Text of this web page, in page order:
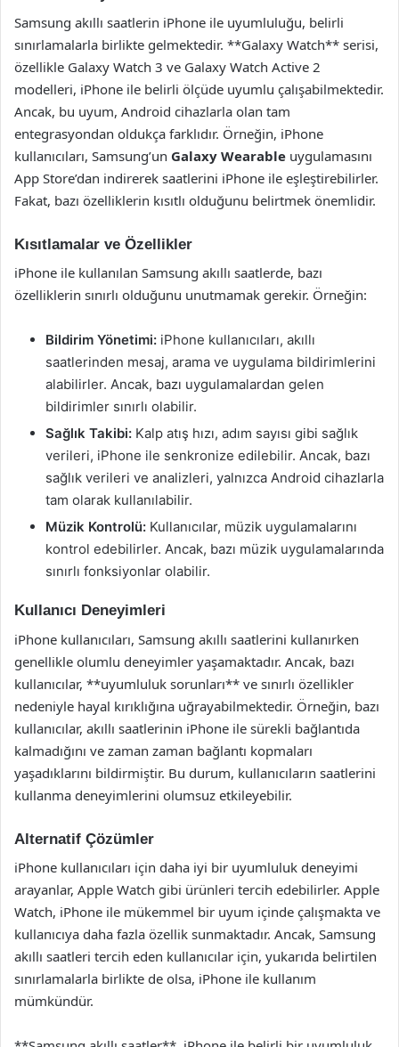
Samsung akıllı saatlerin iPhone ile uyumluluğu, belirli
sınırlamalarla birlikte gelmektedir. **Galaxy Watch** serisi,
özellikle Galaxy Watch 3 ve Galaxy Watch Active 2
modelleri, iPhone ile belirli ölçüde uyumlu çalışabilmektedir.
Ancak, bu uyum, Android cihazlarla olan tam
entegrasyondan oldukça farklıdır. Örneğin, iPhone
kullanıcıları, Samsung’un Galaxy Wearable uygulamasını
App Store’dan indirerek saatlerini iPhone ile eşleştirebilirler.
Fakat, bazı özelliklerin kısıtlı olduğunu belirtmek önemlidir.
Kısıtlamalar ve Özellikler
iPhone ile kullanılan Samsung akıllı saatlerde, bazı
özelliklerin sınırlı olduğunu unutmamak gerekir. Örneğin:
Bildirim Yönetimi: iPhone kullanıcıları, akıllı
saatlerinden mesaj, arama ve uygulama bildirimlerini
alabilirler. Ancak, bazı uygulamalardan gelen
bildirimler sınırlı olabilir.
Sağlık Takibi: Kalp atış hızı, adım sayısı gibi sağlık
verileri, iPhone ile senkronize edilebilir. Ancak, bazı
sağlık verileri ve analizleri, yalnızca Android cihazlarla
tam olarak kullanılabilir.
Müzik Kontrolü: Kullanıcılar, müzik uygulamalarını
kontrol edebilirler. Ancak, bazı müzik uygulamalarında
sınırlı fonksiyonlar olabilir.
Kullanıcı Deneyimleri
iPhone kullanıcıları, Samsung akıllı saatlerini kullanırken
genellikle olumlu deneyimler yaşamaktadır. Ancak, bazı
kullanıcılar, **uyumluluk sorunları** ve sınırlı özellikler
nedeniyle hayal kırıklığına uğrayabilmektedir. Örneğin, bazı
kullanıcılar, akıllı saatlerinin iPhone ile sürekli bağlantıda
kalmadığını ve zaman zaman bağlantı kopmaları
yaşadıklarını bildirmiştir. Bu durum, kullanıcıların saatlerini
kullanma deneyimlerini olumsuz etkileyebilir.
Alternatif Çözümler
iPhone kullanıcıları için daha iyi bir uyumluluk deneyimi
arayanlar, Apple Watch gibi ürünleri tercih edebilirler. Apple
Watch, iPhone ile mükemmel bir uyum içinde çalışmakta ve
kullanıcıya daha fazla özellik sunmaktadır. Ancak, Samsung
akıllı saatleri tercih eden kullanıcılar için, yukarıda belirtilen
sınırlamalarla birlikte de olsa, iPhone ile kullanım
mümkündür.